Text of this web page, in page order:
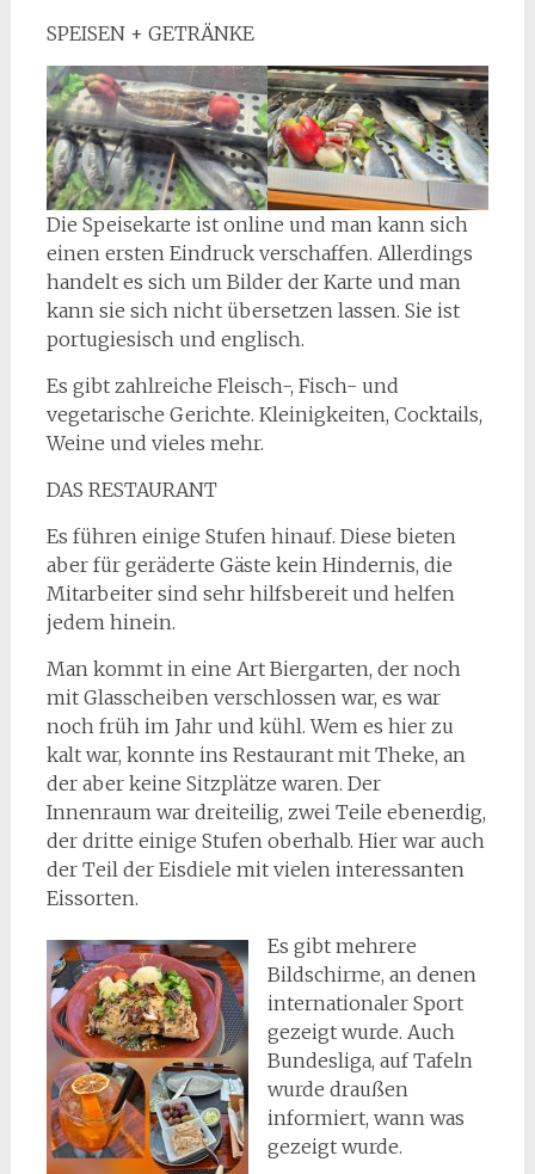
SPEISEN + GETRÄNKE
Die Speisekarte ist online und man kann sich
einen ersten Eindruck verschaffen. Allerdings
handelt es sich um Bilder der Karte und man
kann sie sich nicht übersetzen lassen. Sie ist
portugiesisch und englisch.
Es gibt zahlreiche Fleisch-, Fisch- und
vegetarische Gerichte. Kleinigkeiten, Cocktails,
Weine und vieles mehr.
DAS RESTAURANT
Es führen einige Stufen hinauf. Diese bieten
aber für geräderte Gäste kein Hindernis, die
Mitarbeiter sind sehr hilfsbereit und helfen
jedem hinein.
Man kommt in eine Art Biergarten, der noch
mit Glasscheiben verschlossen war, es war
noch früh im Jahr und kühl. Wem es hier zu
kalt war, konnte ins Restaurant mit Theke, an
der aber keine Sitzplätze waren. Der
Innenraum war dreiteilig, zwei Teile ebenerdig,
der dritte einige Stufen oberhalb. Hier war auch
der Teil der Eisdiele mit vielen interessanten
Eissorten.
Es gibt mehrere
Bildschirme, an denen
internationaler Sport
gezeigt wurde. Auch
Bundesliga, auf Tafeln
wurde draußen
informiert, wann was
gezeigt wurde.